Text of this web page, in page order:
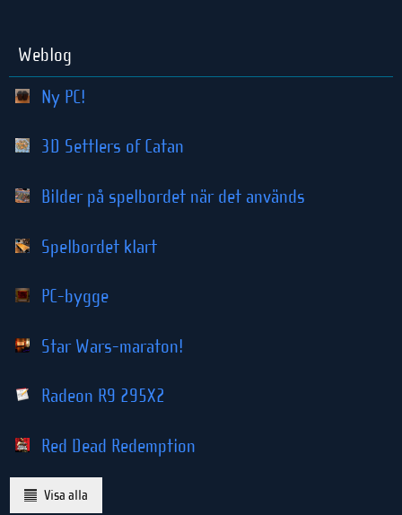
Weblog
Ny PC!
3D Settlers of Catan
Bilder på spelbordet när det används
Spelbordet klart
PC-bygge
Star Wars-maraton!
Radeon R9 295X2
Red Dead Redemption
Visa alla